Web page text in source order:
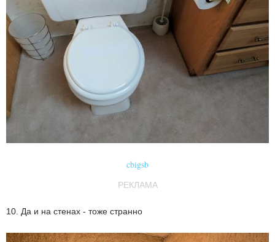
cbigsb
РЕКЛАМА
10. Да и на стенах - тоже странно